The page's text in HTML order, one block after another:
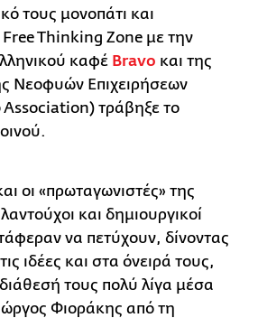
τους μονοπάτι και
Free Thinking Zone με την
καφέ Bravo και της
Νεοφυών Επιχειρήσεων
τράβηξε το
οι «πρωταγωνιστές» της
και δημιουργικοί
να πετύχουν, δίνοντας
ιδέες και στα όνειρά τους,
τους πολύ λίγα μέσα
Φιοράκης από τη